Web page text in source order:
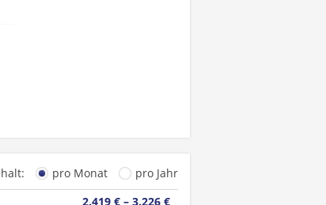
pro Monat
pro Jahr
2.419 € – 3.226 €